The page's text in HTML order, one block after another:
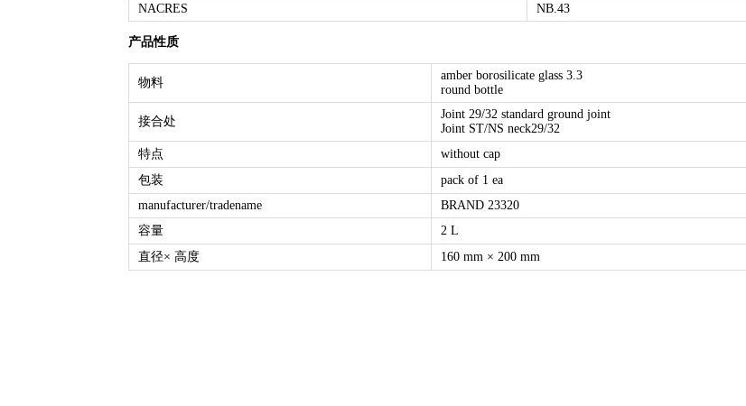
NACRES NB.43
产品性质
物料
amber borosilicate glass 3.3
round bottle
接合处
Joint 29/32 standard ground joint
Joint ST/NS neck29/32
特点
without cap
包装
pack of 1 ea
manufacturer/tradename
BRAND 23320
容量
2 L
直径× 高度
160 mm × 200 mm